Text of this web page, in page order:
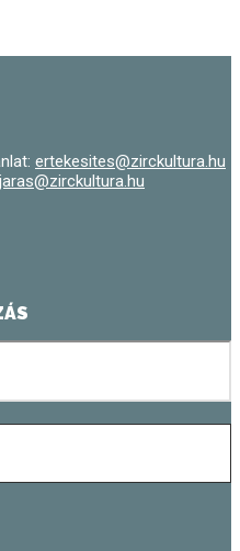
ertekesites@zirckultura.hu
jaras@zirckultura.hu